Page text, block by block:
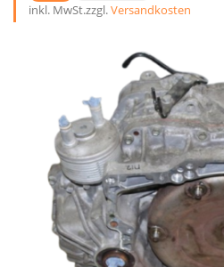
inkl. MwSt.zzgl.Versandkosten